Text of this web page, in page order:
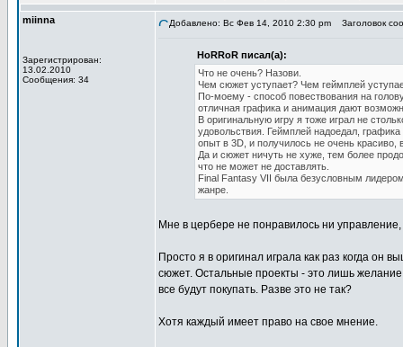
miinna
Зарегистрирован:
13.02.2010
Сообщения: 34
Добавлено: Вс Фев 14, 2010 2:30 pm Заголовок
HoRRoR писал(а):
Что не очень? Назови.
Чем сюжет уступает? Чем геймплей
По-моему - способ повествования на
отличная графика и анимация дают
В оригинальную игру я тоже играл не
удовольствия. Геймплей надоедал,
опыт в 3D, и получилось не очень красиво,
Да и сюжет ничуть не хуже, тем более
что не может не доставлять.
Final Fantasy VII была безусловным
жанре.
Мне в цербере не понравилось ни
Просто я в оригинал играла как раз когда
сюжет. Остальные проекты - это лишь
все будут покупать. Разве это не так?
Хотя каждый имеет право на свое мнение.